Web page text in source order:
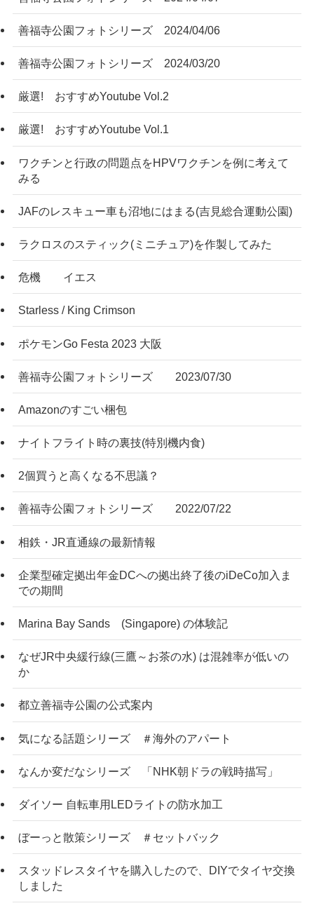
善福寺公園フォトシリーズ 2024/04/06
善福寺公園フォトシリーズ 2024/03/20
厳選! おすすめYoutube Vol.2
厳選! おすすめYoutube Vol.1
ワクチンと行政の問題点をHPVワクチンを例に考えて
みる
JAFのレスキュー車も沼地にはまる(吉見総合運動公園)
ラクロスのスティック(ミニチュア)を作製してみた
危機 イエス
Starless / King Crimson
ポケモンGo Festa 2023 大阪
善福寺公園フォトシリーズ 2023/07/30
Amazonのすごい梱包
ナイトフライト時の裏技(特別機内食)
2個買うと高くなる不思議？
善福寺公園フォトシリーズ 2022/07/22
相鉄・JR直通線の最新情報
企業型確定拠出年金DCへの拠出終了後のiDeCo加入ま
での期間
Marina Bay Sands (Singapore) の体験記
なぜJR中央緩行線(三鷹～お茶の水) は混雑率が低いの
か
都立善福寺公園の公式案内
気になる話題シリーズ ＃海外のアパート
なんか変だなシリーズ 「NHK朝ドラの戦時描写」
ダイソー 自転車用LEDライトの防水加工
ぼーっと散策シリーズ ＃セットバック
スタッドレスタイヤを購入したので、DIYでタイヤ交換
しました